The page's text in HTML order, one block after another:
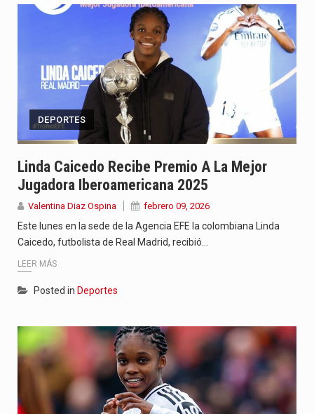
A pocas horas del cambio de gobierno, el equipo de…
Jhon Arias continúa consolidándose como una de las grandes figuras…
La investigación por la muerte de Kevin Arley Acosta Pico,…
DEPORTES
Linda Caicedo Recibe Premio A La Mejor
Jugadora Iberoamericana 2025
Valentina Diaz Ospina febrero 09, 2026
Este lunes en la sede de la Agencia EFE la colombiana Linda
Caicedo, futbolista de Real Madrid, recibió…
LEER MÁS
Posted in Deportes